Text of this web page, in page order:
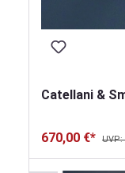
Catellani &
670,00 €* UVP: